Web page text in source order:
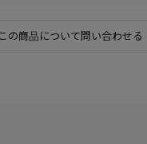
この商品について問い合わせる